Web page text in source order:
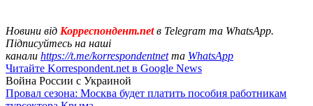
Новини від Корреспондент.netв Telegram та WhatsApp.
Підписуйтесь на наші
канали https://t.me/korrespondentnetта WhatsApp
Читайте Korrespondent.net в Google News
Война России с Украиной
Провал сезона: Москва будет платить пособия работникам